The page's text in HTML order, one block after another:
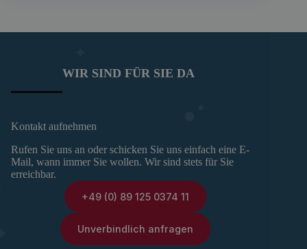
WIR SIND FÜR SIE DA
Kontakt aufnehmen
Rufen Sie uns an oder schicken Sie uns einfach eine E-
Mail, wann immer Sie wollen. Wir sind stets für Sie
erreichbar.
+49 (0) 89 125 0374 11
Unverbindlich anfragen